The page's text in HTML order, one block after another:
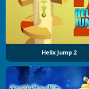
Helix Jump 2